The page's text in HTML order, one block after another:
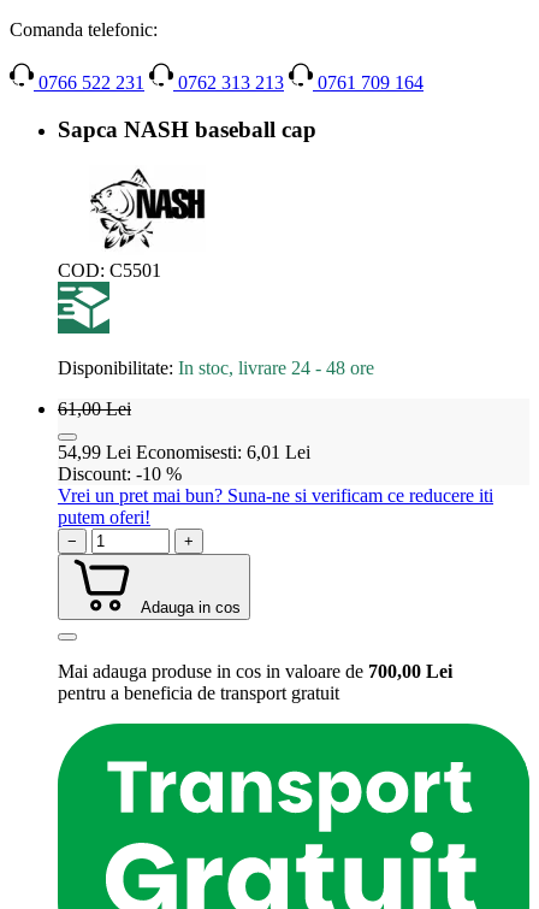
Comanda telefonic:
0766 522 231 0762 313 213 0761 709 164
Sapca NASH baseball cap
COD: C5501
Disponibilitate: In stoc, livrare 24 - 48 ore
61,00 Lei
54,99 Lei Economisesti: 6,01 Lei
Discount: -10 %
Vrei un pret mai bun? Suna-ne si verificam ce reducere iti
putem oferi!
− +
Adauga in cos
Mai adauga produse in cos in valoare de 700,00 Lei
pentru a beneficia de transport gratuit